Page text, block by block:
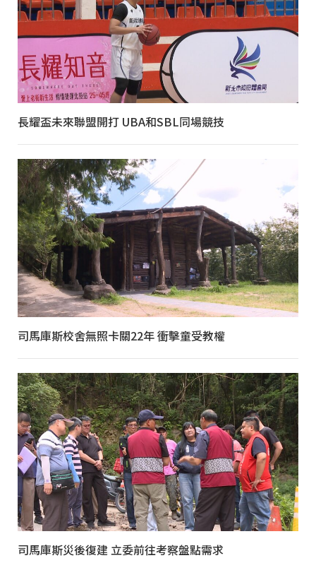
長耀盃未來聯盟開打 UBA和SBL同場競技
司馬庫斯校舍無照卡關22年 衝擊童受教權
司馬庫斯災後復建 立委前往考察盤點需求